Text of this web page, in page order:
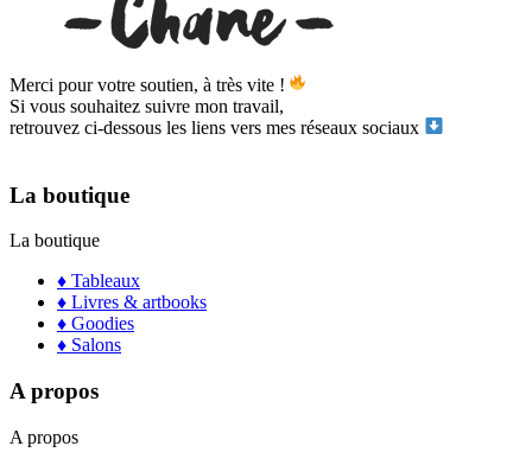
Merci pour votre soutien, à très vite !
Si vous souhaitez suivre mon travail,
retrouvez ci-dessous les liens vers mes réseaux sociaux
La boutique
La boutique
♦ Tableaux
♦ Livres & artbooks
♦ Goodies
♦ Salons
A propos
A propos